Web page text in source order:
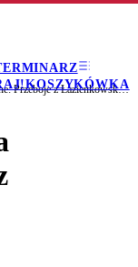
KOSZYKÓWKA
Legijne wydawnictwa muzyczne: Przeboje z Łazienkowskiej (77)